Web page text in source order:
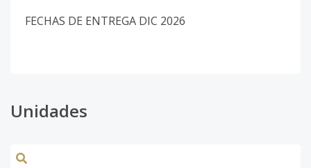
FECHAS DE ENTREGA DIC 2026
Unidades